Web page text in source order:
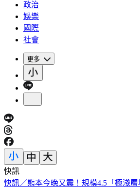
政治
娛樂
國際
社會
更多
快訊
明知蘇丹紅超標4倍還賣 雲林黑心商稱